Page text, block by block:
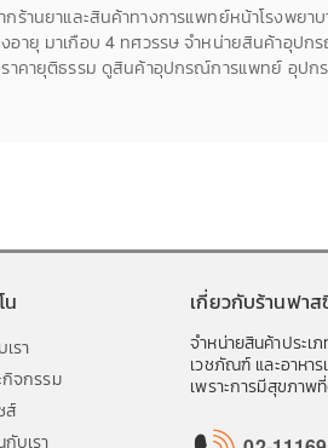
านยาและสินค้าทางการแพทย์หน้าโรงพยาบ
อายุ มาเกือบ 4 ทศวรรษ จำหน่ายสินค้าอุป
าคายุติธรรม ดูสินค้าอุปกรณ์การแพทย์ อุป
น
รา
กิจกรรม
ส์
บเรา
เกี่ยวกับร้านฟาส
จำหน่ายสินค้าประ
เวชภัณฑ์ และอาหา
เพราะการมีสุขภา